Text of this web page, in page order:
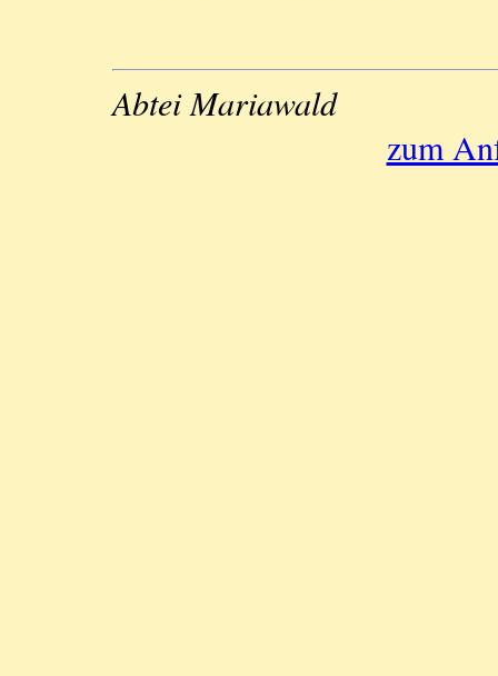
Abtei Mariawald
zum